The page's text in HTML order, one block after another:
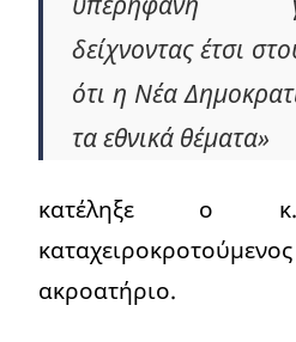
δείχνοντας έτσι
ότι η Νέα
τα εθνικά θέματα»
κατέληξε ο κ.
ακροατήριο.